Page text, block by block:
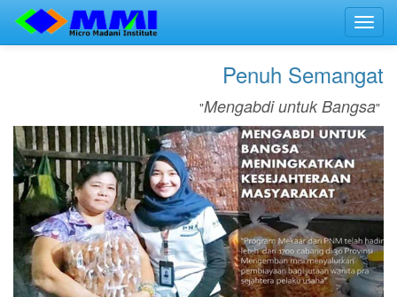
Penuh Semangat
"Mengabdi untuk Bangsa"